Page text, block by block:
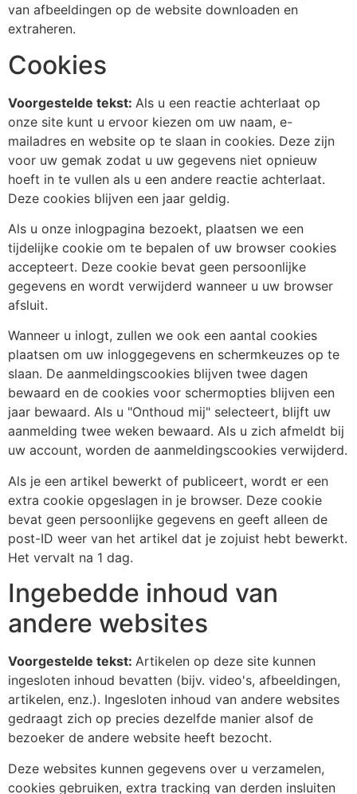
van afbeeldingen op de website downloaden en
extraheren.
Cookies
Voorgestelde tekst: Als u een reactie achterlaat op
onze site kunt u ervoor kiezen om uw naam, e-
mailadres en website op te slaan in cookies. Deze zijn
voor uw gemak zodat u uw gegevens niet opnieuw
hoeft in te vullen als u een andere reactie achterlaat.
Deze cookies blijven een jaar geldig.
Als u onze inlogpagina bezoekt, plaatsen we een
tijdelijke cookie om te bepalen of uw browser cookies
accepteert. Deze cookie bevat geen persoonlijke
gegevens en wordt verwijderd wanneer u uw browser
afsluit.
Wanneer u inlogt, zullen we ook een aantal cookies
plaatsen om uw inloggegevens en schermkeuzes op te
slaan. De aanmeldingscookies blijven twee dagen
bewaard en de cookies voor schermopties blijven een
jaar bewaard. Als u "Onthoud mij" selecteert, blijft uw
aanmelding twee weken bewaard. Als u zich afmeldt bij
uw account, worden de aanmeldingscookies verwijderd.
Als je een artikel bewerkt of publiceert, wordt er een
extra cookie opgeslagen in je browser. Deze cookie
bevat geen persoonlijke gegevens en geeft alleen de
post-ID weer van het artikel dat je zojuist hebt bewerkt.
Het vervalt na 1 dag.
Ingebedde inhoud van
andere websites
Voorgestelde tekst: Artikelen op deze site kunnen
ingesloten inhoud bevatten (bijv. video's, afbeeldingen,
artikelen, enz.). Ingesloten inhoud van andere websites
gedraagt zich op precies dezelfde manier alsof de
bezoeker de andere website heeft bezocht.
Deze websites kunnen gegevens over u verzamelen,
cookies gebruiken, extra tracking van derden insluiten